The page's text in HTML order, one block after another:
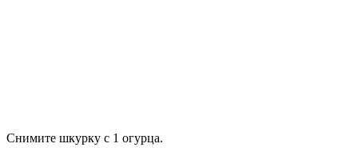
Снимите шкурку с 1 огурца.